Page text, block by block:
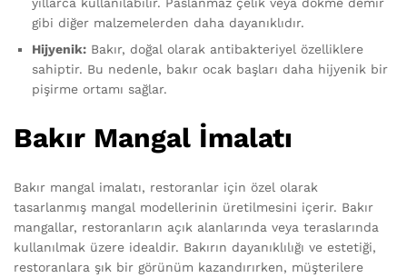
gibi diğer malzemelerden daha dayanıklıdır.
Hijyenik: Bakır, doğal olarak antibakteriyel özelliklere
sahiptir. Bu nedenle, bakır ocak başları daha hijyenik bir
pişirme ortamı sağlar.
Bakır Mangal İmalatı
Bakır mangal imalatı, restoranlar için özel olarak
tasarlanmış mangal modellerinin üretilmesini içerir. Bakır
mangallar, restoranların açık alanlarında veya teraslarında
kullanılmak üzere idealdir. Bakırın dayanıklılığı ve estetiği,
restoranlara şık bir görünüm kazandırırken, müşterilere